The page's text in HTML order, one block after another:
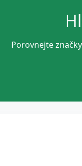
Porovnejte